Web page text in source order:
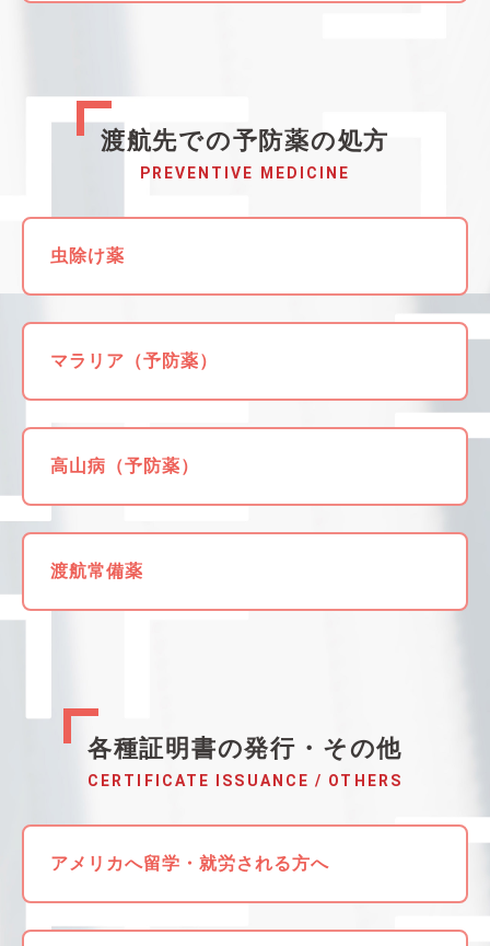
渡航先での予防薬の処方
PREVENTIVE MEDICINE
虫除け薬
マラリア（予防薬）
高山病（予防薬）
渡航常備薬
各種証明書の発行・その他
CERTIFICATE ISSUANCE / OTHERS
アメリカへ留学・就労される方へ